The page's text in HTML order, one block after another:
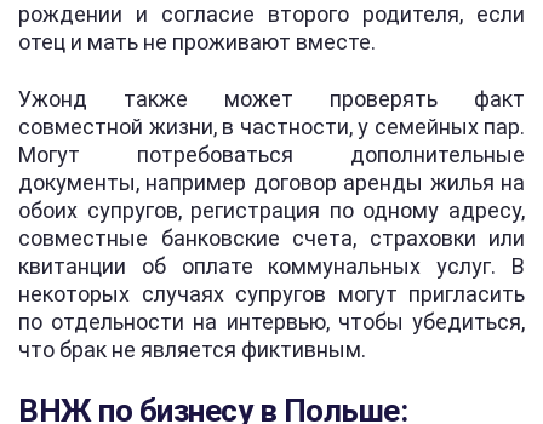
рождении и согласие второго родителя, если
отец и мать не проживают вместе.
Ужонд также может проверять факт
совместной жизни, в частности, у семейных пар.
Могут потребоваться дополнительные
документы, например договор аренды жилья на
обоих супругов, регистрация по одному адресу,
совместные банковские счета, страховки или
квитанции об оплате коммунальных услуг. В
некоторых случаях супругов могут пригласить
по отдельности на интервью, чтобы убедиться,
что брак не является фиктивным.
ВНЖ по бизнесу в Польше: